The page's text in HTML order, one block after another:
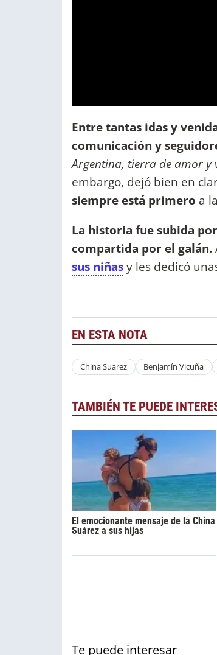
Entre tantas idas y
comunicación y
Argentina, tierra de amor y
embargo, dejó bien en
siempre está primero a
La historia fue subida
compartida por el galán.
sus niñasy les dedicó
EN ESTA NOTA
China Suarez Benjamín Vicuña
TAMBIÉN TE PUEDE
El emocionante mensaje de la China
Suárez a sus hijas